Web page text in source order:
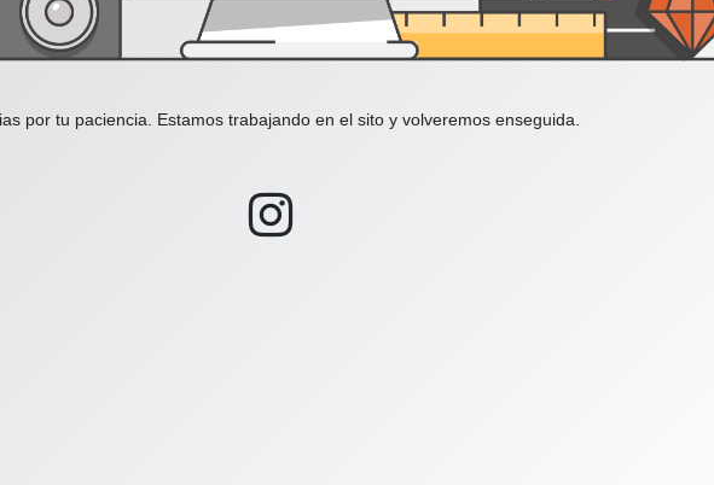
por tu paciencia. Estamos trabajando en el sito y volveremos enseguida.